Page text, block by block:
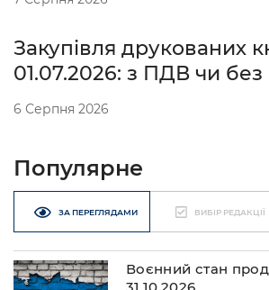
Закупівля друкованих
01.07.2026: з ПДВ чи без
6 Серпня 2026
Популярне
ЗА ПЕРЕГЛЯДАМИ ВИБІР РЕДАКЦІЇ
Воєнний стан